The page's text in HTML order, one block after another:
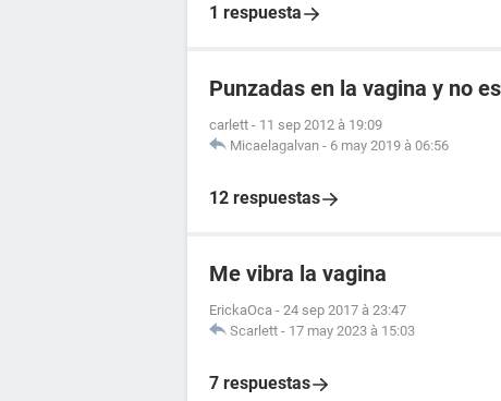
1 respuesta
Punzadas en la vagina y no
carlett - 11 sep 2012 à 19:09
Micaelagalvan - 6 may 2019 à 06:56
12 respuestas
Me vibra la vagina
ErickaOca - 24 sep 2017 à 23:47
Scarlett - 17 may 2023 à 15:03
7 respuestas